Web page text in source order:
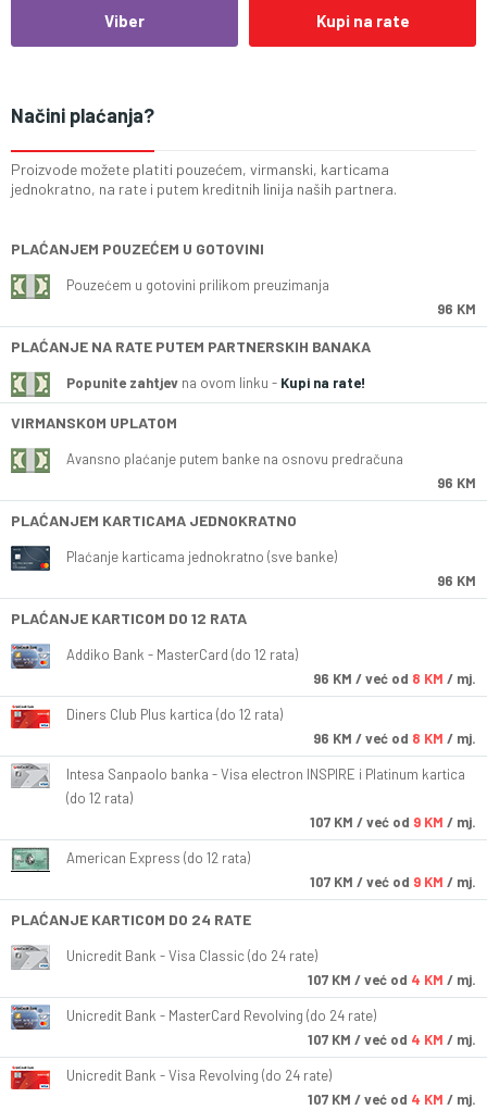
Viber Kupi na rate
Načini plaćanja?
Proizvode možete platiti pouzećem, virmanski, karticama
jednokratno, na rate i putem kreditnih linija naših partnera.
PLAĆANJEM POUZEĆEM U GOTOVINI
Pouzećem u gotovini prilikom preuzimanja
96 KM
PLAĆANJE NA RATE PUTEM PARTNERSKIH BANAKA
Popunite zahtjev na ovom linku - Kupi na rate!
VIRMANSKOM UPLATOM
Avansno plaćanje putem banke na osnovu predračuna
96 KM
PLAĆANJEM KARTICAMA JEDNOKRATNO
Plaćanje karticama jednokratno (sve banke)
96 KM
PLAĆANJE KARTICOM DO 12 RATA
Addiko Bank - MasterCard (do 12 rata)
96 KM / već od 8 KM / mj.
Diners Club Plus kartica (do 12 rata)
96 KM / već od 8 KM / mj.
Intesa Sanpaolo banka - Visa electron INSPIRE i Platinum kartica
(do 12 rata)
107 KM / već od 9 KM / mj.
American Express (do 12 rata)
107 KM / već od 9 KM / mj.
PLAĆANJE KARTICOM DO 24 RATE
Unicredit Bank - Visa Classic (do 24 rate)
107 KM / već od 4 KM / mj.
Unicredit Bank - MasterCard Revolving (do 24 rate)
107 KM / već od 4 KM / mj.
Unicredit Bank - Visa Revolving (do 24 rate)
107 KM / već od 4 KM / mj.